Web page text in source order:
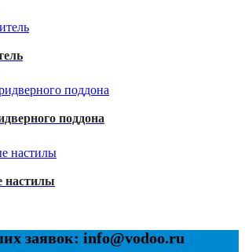
поддона
настилы
заявок: info@vodoo.ru